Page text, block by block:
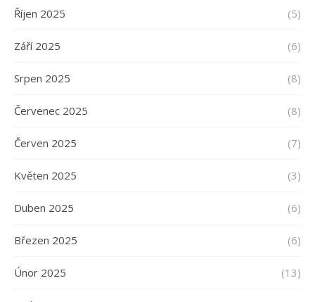
Říjen 2025 (5)
Září 2025 (6)
Srpen 2025 (8)
Červenec 2025 (8)
Červen 2025 (7)
Květen 2025 (3)
Duben 2025 (6)
Březen 2025 (6)
Únor 2025 (13)